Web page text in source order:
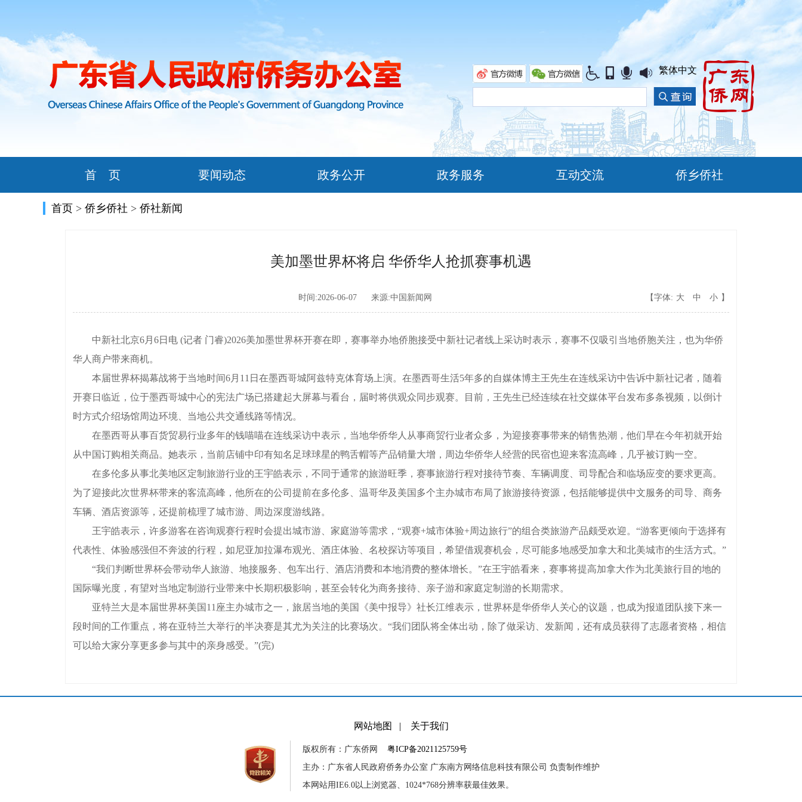
繁体中文
首 页 要闻动态 政务公开 政务服务 互动交流 侨乡侨社
首页 > 侨乡侨社 > 侨社新闻
美加墨世界杯将启 华侨华人抢抓赛事机遇
时间:2026-06-07 来源:中国新闻网 【字体: 大 中 小 】
中新社北京6月6日电 (记者 门睿)2026美加墨世界杯开赛在即，赛事举办地侨胞接受中新社记者线上采访时表示，赛事不仅吸引当地侨胞关注，也为华侨
华人商户带来商机。
本届世界杯揭幕战将于当地时间6月11日在墨西哥城阿兹特克体育场上演。在墨西哥生活5年多的自媒体博主王先生在连线采访中告诉中新社记者，随着
开赛日临近，位于墨西哥城中心的宪法广场已搭建起大屏幕与看台，届时将供观众同步观赛。目前，王先生已经连续在社交媒体平台发布多条视频，以倒计
时方式介绍场馆周边环境、当地公共交通线路等情况。
在墨西哥从事百货贸易行业多年的钱喵喵在连线采访中表示，当地华侨华人从事商贸行业者众多，为迎接赛事带来的销售热潮，他们早在今年初就开始
从中国订购相关商品。她表示，当前店铺中印有知名足球球星的鸭舌帽等产品销量大增，周边华侨华人经营的民宿也迎来客流高峰，几乎被订购一空。
在多伦多从事北美地区定制旅游行业的王宇皓表示，不同于通常的旅游旺季，赛事旅游行程对接待节奏、车辆调度、司导配合和临场应变的要求更高。
为了迎接此次世界杯带来的客流高峰，他所在的公司提前在多伦多、温哥华及美国多个主办城市布局了旅游接待资源，包括能够提供中文服务的司导、商务
车辆、酒店资源等，还提前梳理了城市游、周边深度游线路。
王宇皓表示，许多游客在咨询观赛行程时会提出城市游、家庭游等需求，“观赛+城市体验+周边旅行”的组合类旅游产品颇受欢迎。“游客更倾向于选择有
代表性、体验感强但不奔波的行程，如尼亚加拉瀑布观光、酒庄体验、名校探访等项目，希望借观赛机会，尽可能多地感受加拿大和北美城市的生活方式。”
“我们判断世界杯会带动华人旅游、地接服务、包车出行、酒店消费和本地消费的整体增长。”在王宇皓看来，赛事将提高加拿大作为北美旅行目的地的
国际曝光度，有望对当地定制游行业带来中长期积极影响，甚至会转化为商务接待、亲子游和家庭定制游的长期需求。
亚特兰大是本届世界杯美国11座主办城市之一，旅居当地的美国《美中报导》社长江维表示，世界杯是华侨华人关心的议题，也成为报道团队接下来一
段时间的工作重点，将在亚特兰大举行的半决赛是其尤为关注的比赛场次。“我们团队将全体出动，除了做采访、发新闻，还有成员获得了志愿者资格，相信
可以给大家分享更多参与其中的亲身感受。”(完)
网站地图 | 关于我们
版权所有：广东侨网 粤ICP备2021125759号
主办：广东省人民政府侨务办公室 广东南方网络信息科技有限公司 负责制作维护
本网站用IE6.0以上浏览器、1024*768分辨率获最佳效果。